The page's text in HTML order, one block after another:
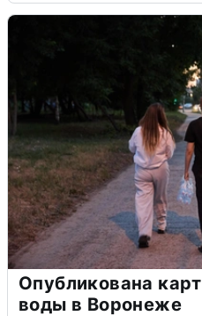
Опубликована
воды в Воронеже